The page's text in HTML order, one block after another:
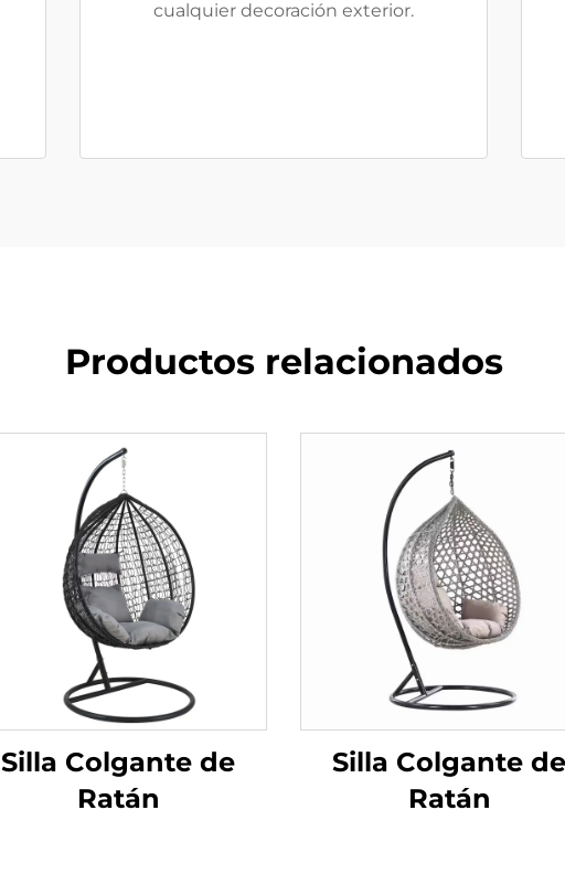
cualquier decoración exterior.
Productos relacionados
Silla Colgante de
Ratán
Silla Colgante de
Ratán